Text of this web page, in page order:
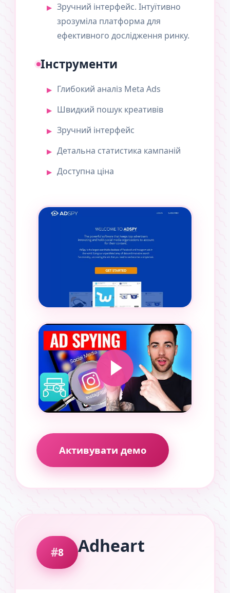
Зручний інтерфейс. Інтуїтивно
зрозуміла платформа для
ефективного дослідження ринку.
Інструменти
Глибокий аналіз Meta Ads
Швидкий пошук креативів
Зручний інтерфейс
Детальна статистика кампаній
Доступна ціна
Активувати демо
8 Adheart